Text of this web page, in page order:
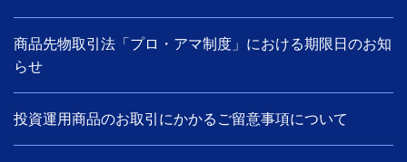
商品先物取引法「プロ・アマ制度」における期限日のお知
らせ
投資運用商品のお取引にかかるご留意事項について